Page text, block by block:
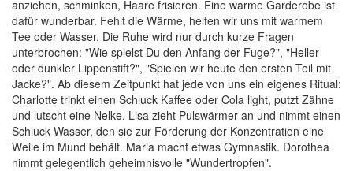
anziehen, schminken, Haare frisieren. Eine warme Garderobe ist
dafür wunderbar. Fehlt die Wärme, helfen wir uns mit warmem
Tee oder Wasser. Die Ruhe wird nur durch kurze Fragen
unterbrochen: "Wie spielst Du den Anfang der Fuge?", "Heller
oder dunkler Lippenstift?", "Spielen wir heute den ersten Teil mit
Jacke?". Ab diesem Zeitpunkt hat jede von uns ein eigenes Ritual:
Charlotte trinkt einen Schluck Kaffee oder Cola light, putzt Zähne
und lutscht eine Nelke. Lisa zieht Pulswärmer an und nimmt einen
Schluck Wasser, den sie zur Förderung der Konzentration eine
Weile im Mund behält. Maria macht etwas Gymnastik. Dorothea
nimmt gelegentlich geheimnisvolle "Wundertropfen".